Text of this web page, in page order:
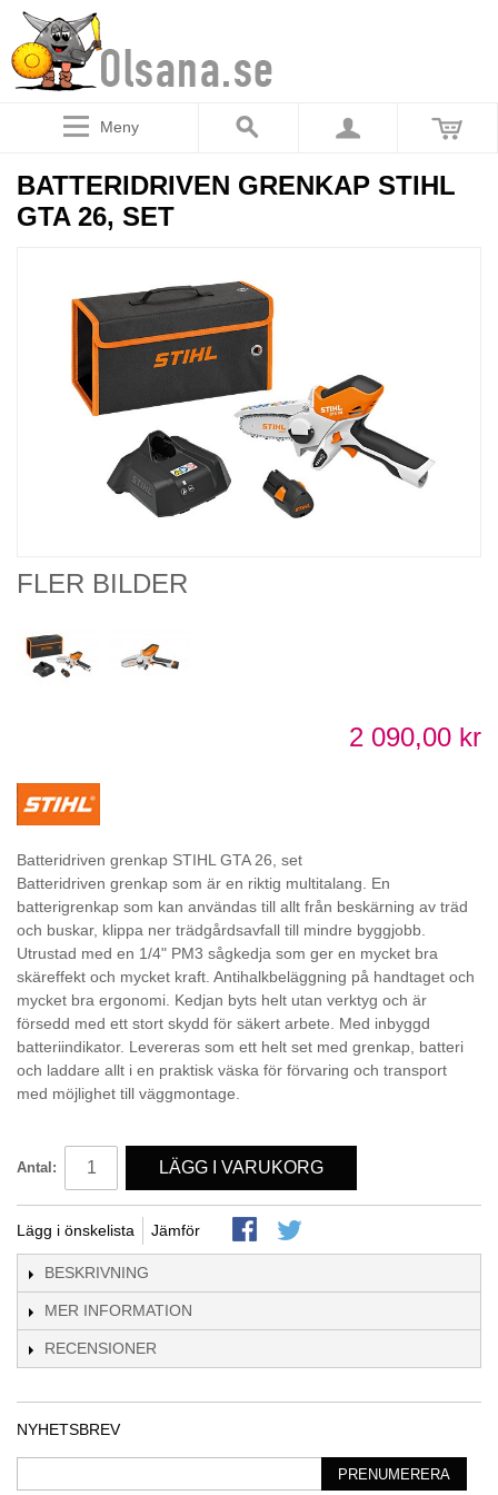
Meny
BATTERIDRIVEN GRENKAP STIHL
GTA 26, SET
FLER BILDER
2 090,00 kr
Batteridriven grenkap STIHL GTA 26, set
Batteridriven grenkap som är en riktig multitalang. En
batterigrenkap som kan användas till allt från beskärning av träd
och buskar, klippa ner trädgårdsavfall till mindre byggjobb.
Utrustad med en 1/4" PM3 sågkedja som ger en mycket bra
skäreffekt och mycket kraft. Antihalkbeläggning på handtaget och
mycket bra ergonomi. Kedjan byts helt utan verktyg och är
försedd med ett stort skydd för säkert arbete. Med inbyggd
batteriindikator. Levereras som ett helt set med grenkap, batteri
och laddare allt i en praktisk väska för förvaring och transport
med möjlighet till väggmontage.
Antal: LÄGG I VARUKORG
Lägg i önskelista Jämför
BESKRIVNING
MER INFORMATION
RECENSIONER
NYHETSBREV
PRENUMERERA